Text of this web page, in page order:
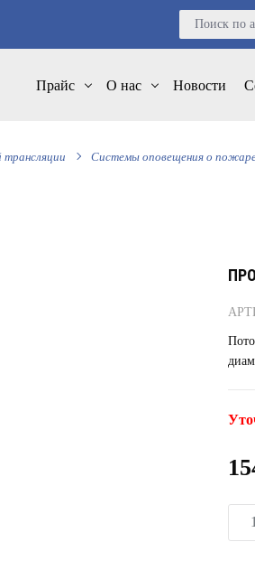
Прайс О нас Новости
трансляции Системы оповещения о